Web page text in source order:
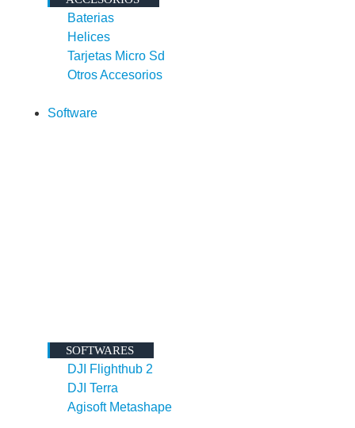
Baterias
Helices
Tarjetas Micro Sd
Otros Accesorios
Software
SOFTWARES
DJI Flighthub 2
DJI Terra
Agisoft Metashape